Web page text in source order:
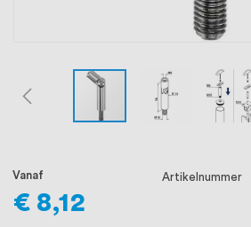
Vanaf
€ 8,12
Artikelnummer